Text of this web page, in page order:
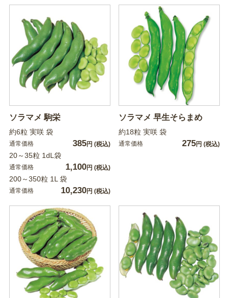
ソラマメ 駒栄
約6粒 実咲 袋
通常価格 385円 (税込)
20～35粒 1dL袋
通常価格 1,100円 (税込)
200～350粒 1L 袋
通常価格 10,230円 (税込)
ソラマメ 早生そらまめ
約18粒 実咲 袋
通常価格 275円 (税込)